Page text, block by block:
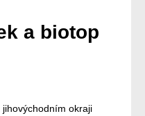
a biotop
okraji